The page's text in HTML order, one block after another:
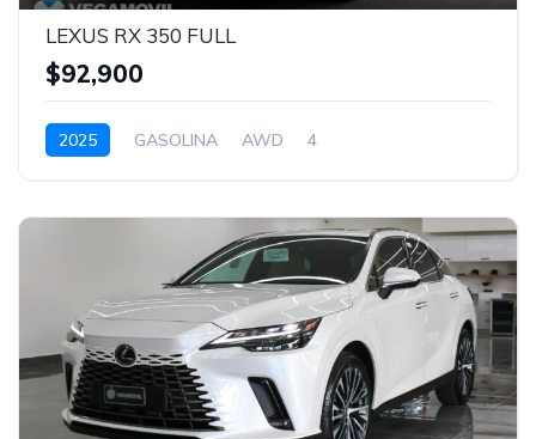
LEXUS RX 350 FULL
$92,900
2025 GASOLINA AWD
4